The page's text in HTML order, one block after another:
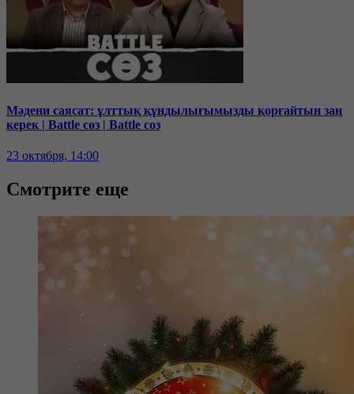
Мәдени саясат: ұлттық құндылығымызды қорғайтын заң
керек | Battle сөз | Battle соз
23 октября, 14:00
Смотрите еще